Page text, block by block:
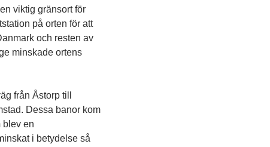
viktig gränsort för
på orten för att
och resten av
minskade ortens
från Åstorp till
Dessa banor kom
blev en
i betydelse så